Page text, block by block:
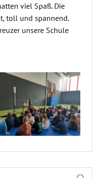
viel Spaß. Die
toll und spannend.
unsere Schule